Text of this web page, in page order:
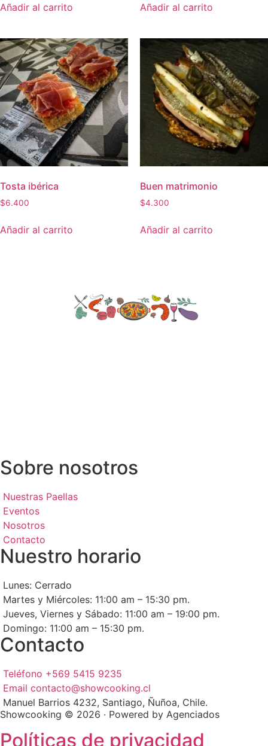
Añadir al carrito Añadir al carrito
Tosta ibérica
$6.400
Añadir al carrito
Buen matrimonio
$4.300
Añadir al carrito
Sobre nosotros
Nuestras Paellas
Eventos
Nosotros
Contacto
Nuestro horario
Lunes: Cerrado
Martes y Miércoles: 11:00 am – 15:30 pm.
Jueves, Viernes y Sábado: 11:00 am – 19:00 pm.
Domingo: 11:00 am – 15:30 pm.
Contacto
Teléfono +569 5415 9235
Email contacto@showcooking.cl
Manuel Barrios 4232, Santiago, Ñuñoa, Chile.
Showcooking © 2026 · Powered by Agenciados
Políticas de privacidad